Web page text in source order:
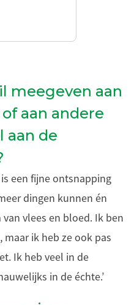
meegeven aan
aan andere
aan de
een fijne ontsnapping
dingen kunnen én
vlees en bloed. Ik ben
ik heb ze ook pas
Ik heb veel in de
in de échte.’